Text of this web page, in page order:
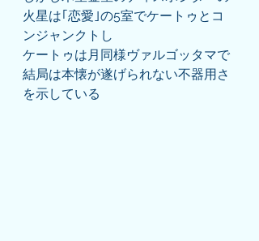
火星は｢恋愛｣の5室でケートゥとコ
ンジャンクトし
ケートゥは月同様ヴァルゴッタマで
結局は本懐が遂げられない不器用さ
を示している